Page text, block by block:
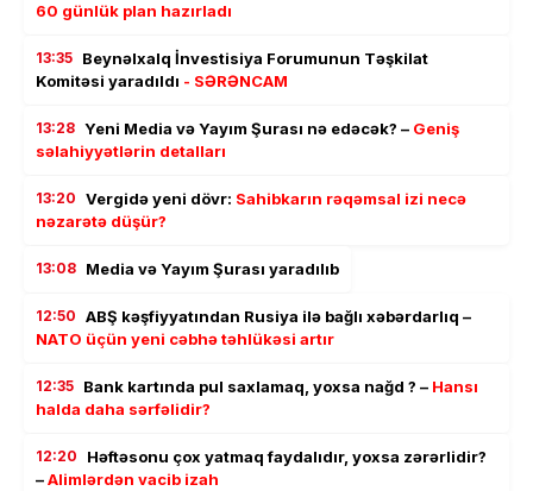
60 günlük plan hazırladı
13:35 Beynəlxalq İnvestisiya Forumunun Təşkilat
Komitəsi yaradıldı - SƏRƏNCAM
13:28 Yeni Media və Yayım Şurası nə edəcək? – Geniş
səlahiyyətlərin detalları
13:20 Vergidə yeni dövr: Sahibkarın rəqəmsal izi necə
nəzarətə düşür?
13:08 Media və Yayım Şurası yaradılıb
12:50 ABŞ kəşfiyyatından Rusiya ilə bağlı xəbərdarlıq –
NATO üçün yeni cəbhə təhlükəsi artır
12:35 Bank kartında pul saxlamaq, yoxsa nağd ? – Hansı
halda daha sərfəlidir?
12:20
Həftəsonu çox yatmaq faydalıdır, yoxsa zərərlidir?
–Alimlərdən vacib izah